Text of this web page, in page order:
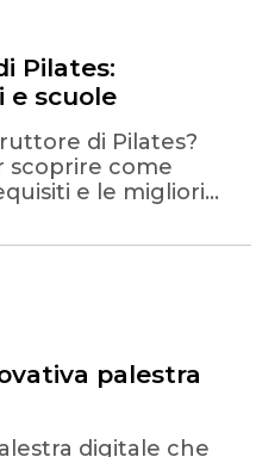
Pilates:
e scuole
di Pilates?
scoprire come
e le migliori
palestra
digitale che